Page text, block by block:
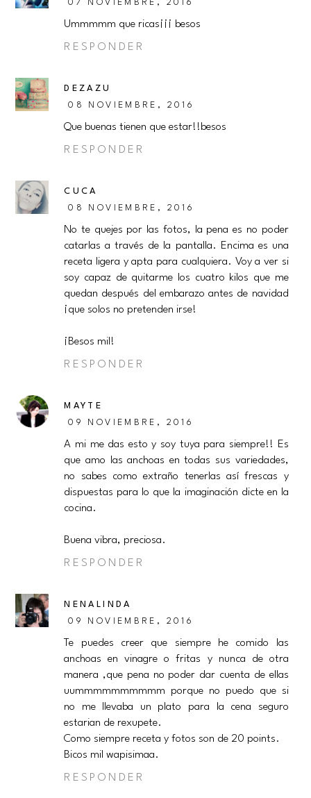
07 NOVIEMBRE, 2016
Ummmmm que ricas¡¡¡ besos
RESPONDER
DEZAZU
08 NOVIEMBRE, 2016
Que buenas tienen que estar!!besos
RESPONDER
CUCA
08 NOVIEMBRE, 2016
No te quejes por las fotos, la pena es no poder
catarlas a través de la pantalla. Encima es una
receta ligera y apta para cualquiera. Voy a ver si
soy capaz de quitarme los cuatro kilos que me
quedan después del embarazo antes de navidad
¡que solos no pretenden irse!
¡Besos mil!
RESPONDER
MAYTE
09 NOVIEMBRE, 2016
A mi me das esto y soy tuya para siempre!! Es
que amo las anchoas en todas sus variedades,
no sabes como extraño tenerlas así frescas y
dispuestas para lo que la imaginación dicte en la
cocina.
Buena vibra, preciosa.
RESPONDER
NENALINDA
09 NOVIEMBRE, 2016
Te puedes creer que siempre he comido las
anchoas en vinagre o fritas y nunca de otra
manera ,que pena no poder dar cuenta de ellas
uummmmmmmmmm porque no puedo que si
no me llevaba un plato para la cena seguro
estarian de rexupete.
Como siempre receta y fotos son de 20 points.
Bicos mil wapisimaa.
RESPONDER